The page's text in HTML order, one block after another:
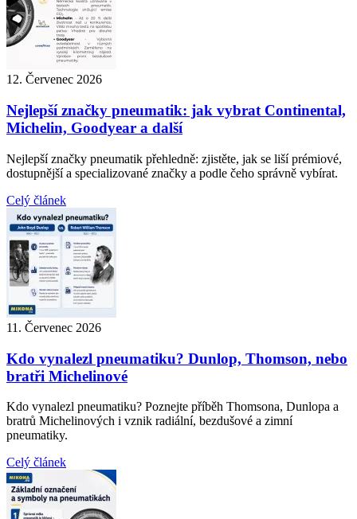
12. Červenec 2026
Nejlepší značky pneumatik: jak vybrat Continental,
Michelin, Goodyear a další
Nejlepší značky pneumatik přehledně: zjistěte, jak se liší prémiové,
dostupnější a specializované značky a podle čeho správně vybírat.
Celý článek
11. Červenec 2026
Kdo vynalezl pneumatiku? Dunlop, Thomson, nebo
bratři Michelinové
Kdo vynalezl pneumatiku? Poznejte příběh Thomsona, Dunlopa a
bratrů Michelinových i vznik radiální, bezdušové a zimní
pneumatiky.
Celý článek